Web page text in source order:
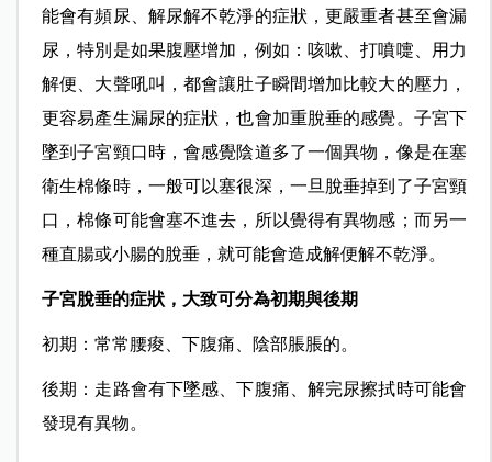
能會有頻尿、解尿解不乾淨的症狀，更嚴重者甚至會漏
尿，特別是如果腹壓增加，例如：咳嗽、打噴嚏、用力
解便、大聲吼叫，都會讓肚子瞬間增加比較大的壓力，
更容易產生漏尿的症狀，也會加重脫垂的感覺。子宮下
墜到子宮頸口時，會感覺陰道多了一個異物，像是在塞
衛生棉條時，一般可以塞很深，一旦脫垂掉到了子宮頸
口，棉條可能會塞不進去，所以覺得有異物感；而另一
種直腸或小腸的脫垂，就可能會造成解便解不乾淨。
子宮脫垂的症狀，大致可分為初期與後期
初期：常常腰痠、下腹痛、陰部脹脹的。
後期：走路會有下墜感、下腹痛、解完尿擦拭時可能會
發現有異物。